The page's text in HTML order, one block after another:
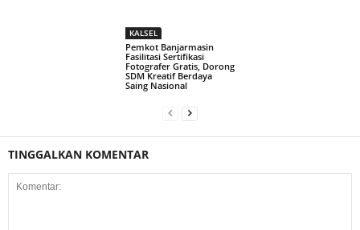
KALSEL
Pemkot Banjarmasin
Fasilitasi Sertifikasi
Fotografer Gratis, Dorong
SDM Kreatif Berdaya
Saing Nasional
TINGGALKAN KOMENTAR